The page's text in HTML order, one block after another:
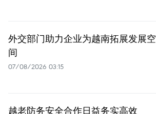
外交部门助力企业为越南拓展发展空
间
07/08/2026 03:15
越老防务安全合作日益务实高效